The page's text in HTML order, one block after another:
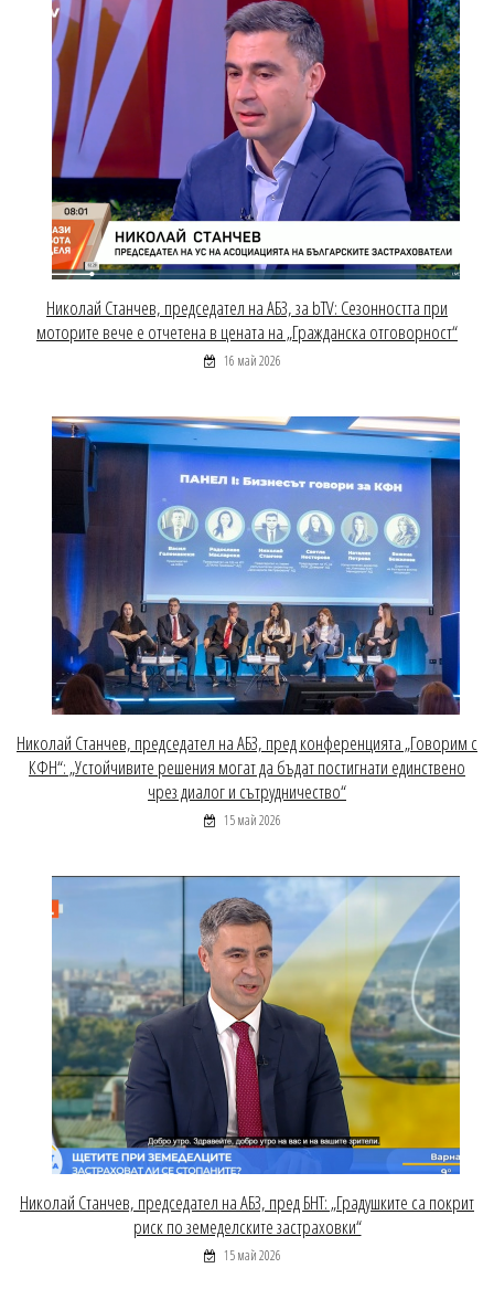
Николай Станчев, председател на АБЗ, за bTV: Сезонността при
моторите вече е отчетена в цената на „Гражданска отговорност“
16 май 2026
Николай Станчев, председател на АБЗ, пред конференцията „Говорим с
КФН“: „Устойчивите решения могат да бъдат постигнати единствено
чрез диалог и сътрудничество“
15 май 2026
Николай Станчев, председател на АБЗ, пред БНТ: „Градушките са покрит
риск по земеделските застраховки“
15 май 2026